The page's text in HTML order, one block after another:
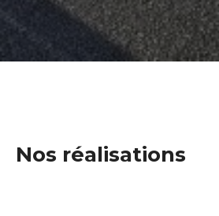
Nos réalisations